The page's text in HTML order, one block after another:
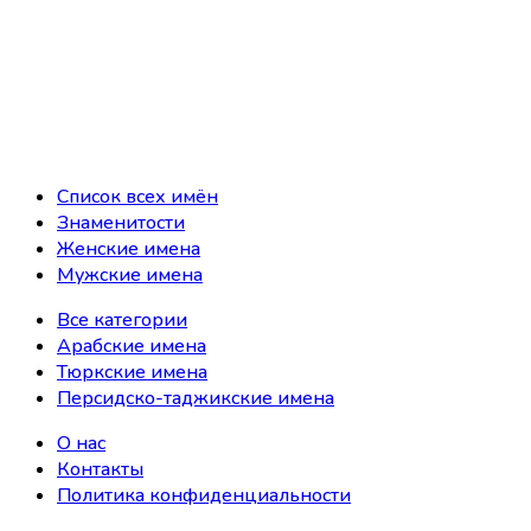
Список всех имён
Знаменитости
Женские имена
Мужские имена
Все категории
Арабские имена
Тюркские имена
Персидско-таджикские имена
О нас
Контакты
Политика конфиденциальности